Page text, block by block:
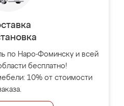
по Наро-Фоминску и всей
бесплатно!
10% от стоимости